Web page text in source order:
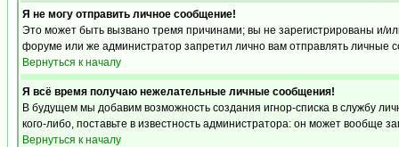
Я не могу отправить личное сообщение!
Это может быть вызвано тремя причинами; вы не зарегистрированы и/
форуме или же администратор запретил лично вам отправлять личные
Вернуться к началу
Я всё время получаю нежелательные личные сообщения!
В будущем мы добавим возможность создания игнор-списка в службу
кого-либо, поставьте в известность администратора: он может вообще
Вернуться к началу